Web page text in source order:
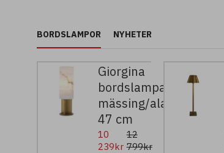
BORDSLAMPOR NYHETER
Giorgina
bordslampa
mässing/alabaster
47 cm
10
239kr
12
799kr